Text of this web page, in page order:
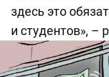
здесь это
и студентов», –